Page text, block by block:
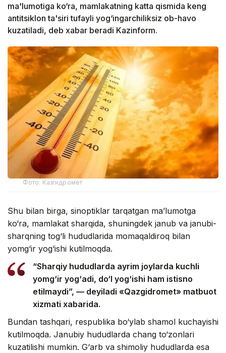
ma'lumotiga ko‘ra, mamlakatning katta qismida keng
antitsiklon ta'siri tufayli yog‘ingarchiliksiz ob-havo
kuzatiladi, deb xabar beradi Kazinform.
Фото: Казгидромет
Shu bilan birga, sinoptiklar tarqatgan ma’lumotga
ko‘ra, mamlakat sharqida, shuningdek janub va janubi-
sharqning tog‘li hududlarida momaqaldiroq bilan
yomg‘ir yog‘ishi kutilmoqda.
“Sharqiy hududlarda ayrim joylarda kuchli
yomg‘ir yog‘adi, do‘l yog‘ishi ham istisno
etilmaydi”, — deyiladi «Qazgidromet» matbuot
xizmati xabarida.
Bundan tashqari, respublika bo‘ylab shamol kuchayishi
kutilmoqda. Janubiy hududlarda chang to‘zonlari
kuzatilishi mumkin. G‘arb va shimoliy hududlarda esa